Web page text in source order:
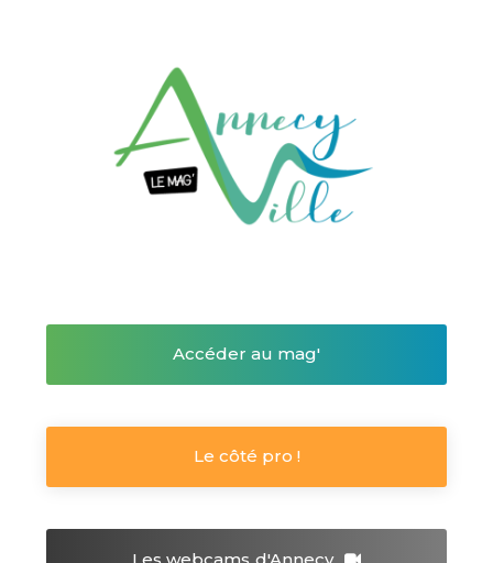
Accéder au mag'
Le côté pro !
Les webcams d'Annecy